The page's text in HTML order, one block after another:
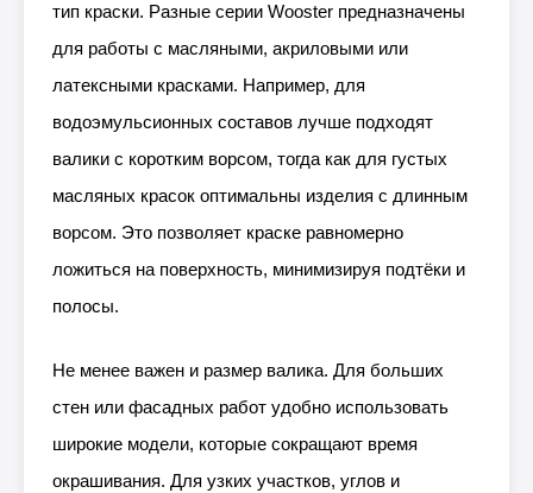
тип краски. Разные серии Wooster предназначены
для работы с масляными, акриловыми или
латексными красками. Например, для
водоэмульсионных составов лучше подходят
валики с коротким ворсом, тогда как для густых
масляных красок оптимальны изделия с длинным
ворсом. Это позволяет краске равномерно
ложиться на поверхность, минимизируя подтёки и
полосы.
Не менее важен и размер валика. Для больших
стен или фасадных работ удобно использовать
широкие модели, которые сокращают время
окрашивания. Для узких участков, углов и